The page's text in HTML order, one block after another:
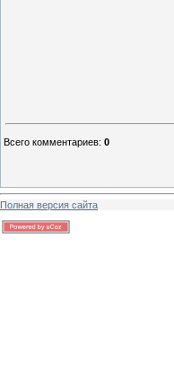
Всего комментариев: 0
Полная версия сайта